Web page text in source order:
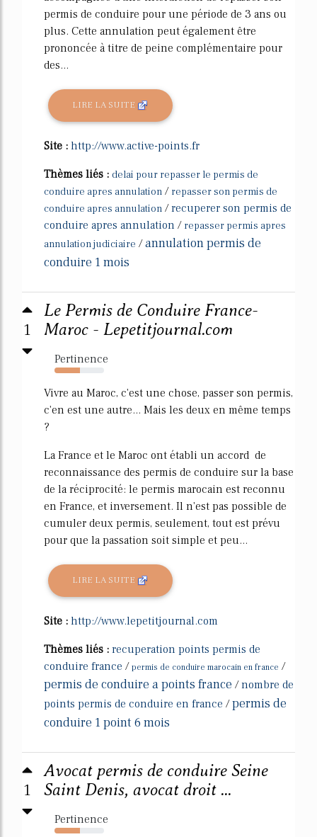
permis de conduire pour une période de 3 ans ou
plus. Cette annulation peut également être
prononcée à titre de peine complémentaire pour
des...
LIRE LA SUITE
Site : http://www.active-points.fr
Thèmes liés : delai pour repasser le permis de
conduire apres annulation / repasser son permis de
conduire apres annulation /recuperer son permis de
conduire apres annulation / repasser permis apres
annulation judiciaire /annulation permis de
conduire 1 mois
1
Le Permis de Conduire France-
Maroc - Lepetitjournal.com
Pertinence
52%
Vivre au Maroc, c'est une chose, passer son permis,
c'en est une autre... Mais les deux en même temps
?
La France et le Maroc ont établi un accord de
reconnaissance des permis de conduire sur la base
de la réciprocité: le permis marocain est reconnu
en France, et inversement. Il n'est pas possible de
cumuler deux permis, seulement, tout est prévu
pour que la passation soit simple et peu...
LIRE LA SUITE
Site : http://www.lepetitjournal.com
Thèmes liés : recuperation points permis de
conduire france / permis de conduire marocain en france /
permis de conduire a points france /nombre de
points permis de conduire en france /permis de
conduire 1 point 6 mois
1
Avocat permis de conduire Seine
Saint Denis, avocat droit ...
Pertinence